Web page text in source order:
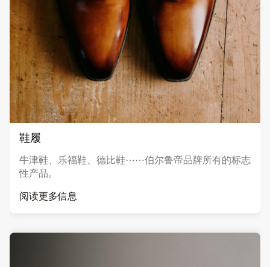
鞋履
牛津鞋、乐福鞋、德比鞋⋯⋯伯尔鲁帝品牌所有的标志
性产品。
阅读更多信息